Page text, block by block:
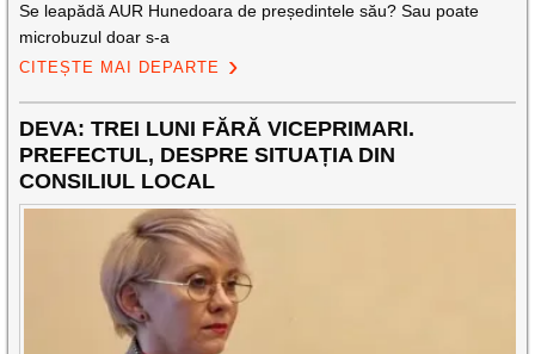
Se leapădă AUR Hunedoara de președintele său? Sau poate
microbuzul doar s-a
CITEȘTE MAI DEPARTE
DEVA: TREI LUNI FĂRĂ VICEPRIMARI.
PREFECTUL, DESPRE SITUAȚIA DIN
CONSILIUL LOCAL